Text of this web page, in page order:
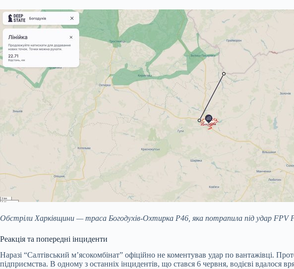
Обстріли Харківщини — траса Богодухів-Охтирка Р46, яка потрапила під удар
Реакція та попередні інциденти
Наразі “Салтівський м’ясокомбінат” офіційно не коментував удар по вантажівці.
підприємства. В одному з останніх інцидентів, що стався 6 червня, водієві вдалося